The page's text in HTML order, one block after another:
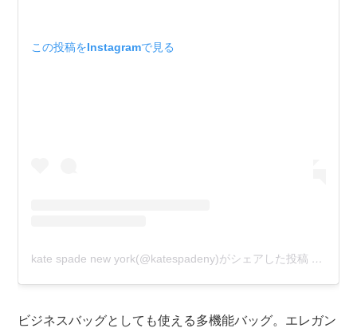
この投稿をInstagramで見る
kate spade new york(@katespadeny)がシェアした投稿
ビジネスバッグとしても使える多機能バッグ。エレガン